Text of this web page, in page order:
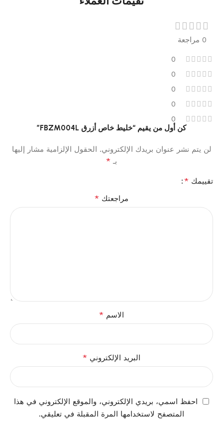
0 مراجعة
0
0
0
0
0
كن أول من يقيم “خليط خاص أزرق FBZM004L”
لن يتم نشر عنوان بريدك الإلكتروني. الحقول الإلزامية مشار إليها
بـ *
تقييمك *
مراجعتك *
الاسم *
البريد الإلكتروني *
احفظ اسمي، بريدي الإلكتروني، والموقع الإلكتروني في هذا
المتصفح لاستخدامها المرة المقبلة في تعليقي.